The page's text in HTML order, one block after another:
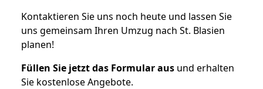
Kontaktieren Sie uns noch heute und lassen Sie
uns gemeinsam Ihren Umzug nach St. Blasien
planen!
Füllen Sie jetzt das Formular aus und erhalten
Sie kostenlose Angebote.